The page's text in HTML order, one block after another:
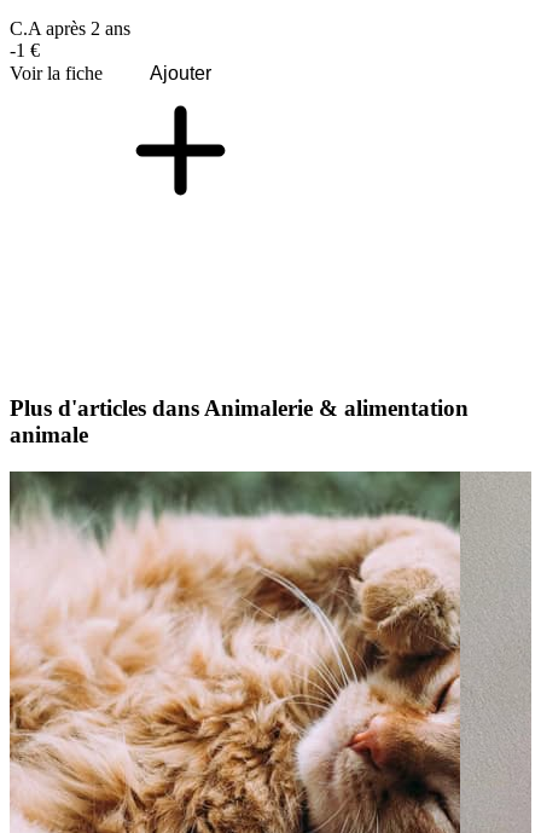
C.A après 2 ans
-1 €
Voir la fiche
Ajouter
Plus d'articles dans Animalerie & alimentation
animale